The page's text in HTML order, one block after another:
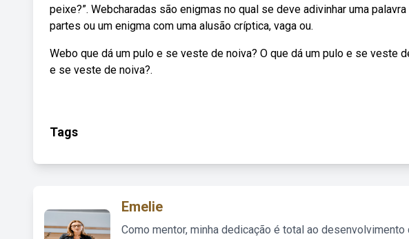
peixe?”. Webcharadas são enigmas no qual se deve adivinhar uma
partes ou um enigma com uma alusão críptica, vaga ou.
Webo que dá um pulo e se veste de noiva? O que dá um pulo e se veste
e se veste de noiva?.
Tags
Emelie
Como mentor, minha dedicação é total ao